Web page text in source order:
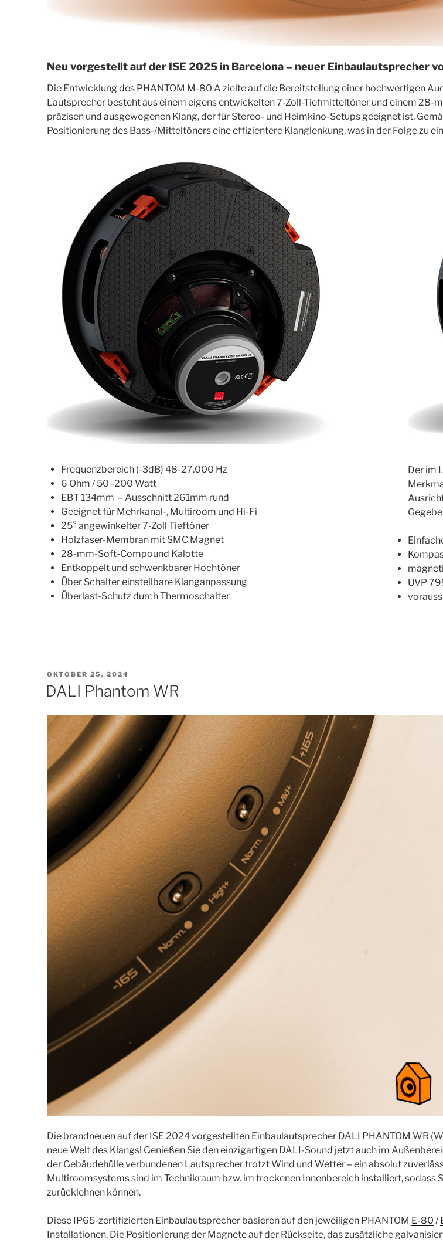
Neu vorgestellt auf der ISE 2025 in Barcelona – neuer Einbaulautsprecher
Die Entwicklung des PHANTOM M-80 A zielte auf die Bereitstellung einer hochwertigen
Lautsprecher besteht aus einem eigens entwickelten 7-Zoll-Tiefmitteltöner und einem 28-
präzisen und ausgewogenen Klang, der für Stereo- und Heimkino-Setups geeignet ist.
Positionierung des Bass-/Mitteltöners eine effizientere Klanglenkung, was in der Folge zu
Frequenzbereich (-3dB) 48-27.000 Hz
6 Ohm / 50 -200 Watt
EBT 134mm – Ausschnitt 261mm rund
Geeignet für Mehrkanal-, Multiroom und Hi-Fi
25° angewinkelter 7-Zoll Tieftöner
Holzfaser-Membran mit SMC Magnet
28-mm-Soft-Compound Kalotte
Entkoppelt und schwenkbarer Hochtöner
Über Schalter einstellbare Klanganpassung
Überlast-Schutz durch Thermoschalter
Der im
UVP
VERÖFFENTLICHT
AM
OKTOBER 25, 2024
DALI Phantom WR
Die brandneuen auf der ISE 2024 vorgestellten Einbaulautsprecher DALI PHANTOM WR
neue Welt des Klangs! Genießen Sie den einzigartigen DALI-Sound jetzt auch im
der Gebäudehülle verbundenen Lautsprecher trotzt Wind und Wetter – ein absolut
Multiroomsystems sind im Technikraum bzw. im trockenen Innenbereich installiert, sodass
zurücklehnen können.
Diese IP65-zertifizierten Einbaulautsprecher basieren auf den jeweiligen PHANTOM E-80 /
Installationen. Die Positionierung der Magnete auf der Rückseite, das zusätzliche